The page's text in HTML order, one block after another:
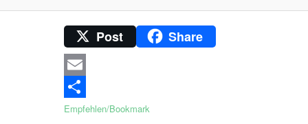
Post Share
Email
Empfehlen/Bookmark